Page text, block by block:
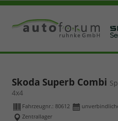
Skoda Superb Combi
4x4
Fahrzeugnr.: 80612
Zentrallager